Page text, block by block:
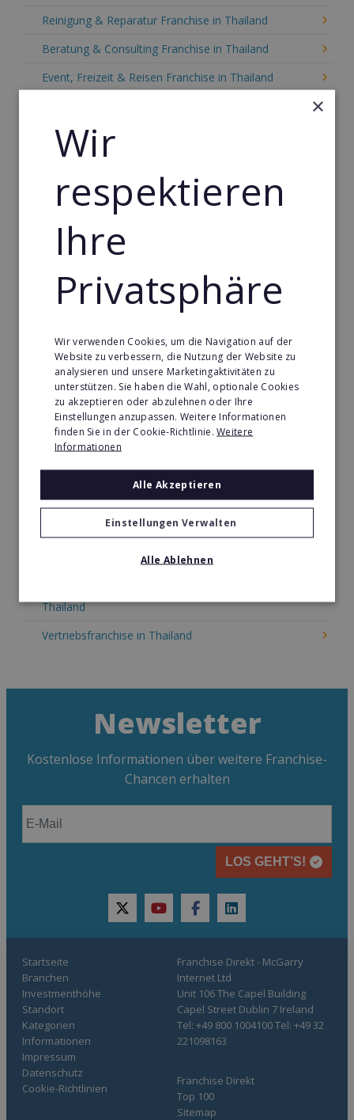
Reinigung & Reparatur Franchise in Thailand
Beratung & Consulting Franchise in Thailand
Event, Freizeit & Reisen Franchise in Thailand
Gebäude & Haustechnik Franchise in Thailand
Dienstleistungsfranchise in Thailand
Telekommunikation Franchise in Thailand
Gastronomie & Bringdienst Franchise in Thailand
Sport Franchise in Thailand
Kaffee & Café Franchise in Thailand
Tier- & Zoobedarf Franchise in Thailand
Immobilien Franchise in Thailand
Kinder & Erziehung Franchise in Thailand
Kosmetik Franchise in Thailand
Lebensmittel Franchise in Thailand
Möbel & Einrichtung Franchise in Thailand
Nachhilfe & Weiterbildung Franchise in Thailand
Pizza Franchise in Thailand
Thailand
Vertriebsfranchise in Thailand
Newsletter
Kostenlose Informationen über weitere Franchise-
Chancen erhalten
LOS GEHT’S!
twitteryoutubefacebooklinkedin
Startseite
Branchen
Investmenthöhe
Standort
Kategorien
Informationen
Franchise Direkt
Top 100
Sitemap
Impressum
Datenschutz
Cookie-Richtlinien
Franchise Direkt - McGarry
Internet Ltd
Unit 106 The Capel Building
Capel Street Dublin 7 Ireland
Tel: +49 800 1004100 Tel: +49 32
221098163
×
Wir
respektieren
Ihre
Privatsphäre
Wir verwenden Cookies, um die Navigation auf der
Website zu verbessern, die Nutzung der Website zu
analysieren und unsere Marketingaktivitäten zu
unterstützen. Sie haben die Wahl, optionale Cookies
zu akzeptieren oder abzulehnen oder Ihre
Einstellungen anzupassen. Weitere Informationen
finden Sie in der Cookie-Richtlinie.Weitere
Informationen
Alle Akzeptieren
Einstellungen Verwalten
Alle Ablehnen